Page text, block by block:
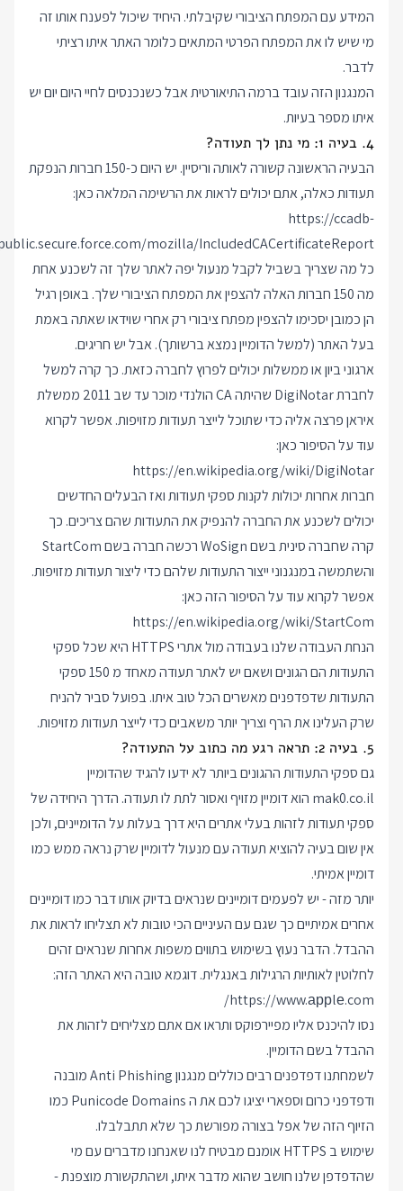
המידע עם המפתח הציבורי שקיבלתי. היחיד שיכול לפענח אותו זה
מי שיש לו את המפתח הפרטי המתאים כלומר האתר איתו רציתי
לדבר.
המנגנון הזה עובד ברמה התיאורטית אבל כשנכנסים לחיי היום יום יש
איתו מספר בעיות.
4. בעיה 1: מי נתן לך תעודה?
הבעיה הראשונה קשורה לאותה וריסיין. יש היום כ-150 חברות הנפקת
תעודות כאלה, אתם יכולים לראות את הרשימה המלאה כאן:
https://ccadb-
mozilla/IncludedCACertificateReport
כל מה שצריך בשביל לקבל מנעול יפה לאתר שלך זה לשכנע אחת
מה 150 חברות האלה להצפין את המפתח הציבורי שלך. באופן רגיל
הן כמובן יסכימו להצפין מפתח ציבורי רק אחרי שוידאו שאתה באמת
בעל האתר (למשל הדומיין נמצא ברשותך). אבל יש חריגים.
ארגוני ביון או ממשלות יכולים לפרוץ לחברה כזאת. כך קרה למשל
לחברת DigiNotar שהיתה CA הולנדי מוכר עד שב 2011 ממשלת
איראן פרצה אליה כדי שתוכל לייצר תעודות מזויפות. אפשר לקרוא
עוד על הסיפור כאן:
https://en.wikipedia.org/wiki/DigiNotar
חברות אחרות יכולות לקנות ספקי תעודות ואז הבעלים החדשים
יכולים לשכנע את החברה להנפיק את התעודות שהם צריכים. כך
קרה שחברה סינית בשם WoSign רכשה חברה בשם StartCom
והשתמשה במנגנוני ייצור התעודות שלהם כדי ליצור תעודות מזויפות.
אפשר לקרוא עוד על הסיפור הזה כאן:
https://en.wikipedia.org/wiki/StartCom
הנחת העבודה שלנו בעבודה מול אתרי HTTPS היא שכל ספקי
התעודות הם הגונים ושאם יש לאתר תעודה מאחד מ 150 ספקי
התעודות שדפדפנים מאשרים הכל טוב איתו. בפועל סביר להניח
שרק העלינו את הרף וצריך יותר משאבים כדי לייצר תעודות מזויפות.
5. בעיה 2: תראה רגע מה כתוב על התעודה?
גם ספקי התעודות ההגונים ביותר לא ידעו להגיד שהדומיין
mak0.co.il הוא דומיין מזויף ואסור לתת לו תעודה. הדרך היחידה של
ספקי תעודות לזהות בעלי אתרים היא דרך בעלות על הדומיינים, ולכן
אין שום בעיה להוציא תעודה עם מנעול לדומיין שרק נראה ממש כמו
דומיין אמיתי.
יותר מזה - יש לפעמים דומיינים שנראים בדיוק אותו דבר כמו דומיינים
אחרים אמיתיים כך שגם עם העיניים הכי טובות לא תצליחו לראות את
ההבדל. הדבר נעוץ בשימוש בתווים משפות אחרות שנראים זהים
לחלוטין לאותיות הרגילות באנגלית. דוגמא טובה היא האתר הזה:
https://www.аррlе.com/
נסו להיכנס אליו מפיירפוקס ותראו אם אתם מצליחים לזהות את
ההבדל בשם הדומיין.
לשמחתנו דפדפנים רבים כוללים מנגנון Anti Phishing מובנה
ודפדפני כרום וספארי יציגו לכם את ה Punicode Domains כמו
הזיוף הזה של אפל בצורה מפורשת כך שלא תתבלבלו.
שימוש ב HTTPS אומנם מבטיח לנו שאנחנו מדברים עם מי
שהדפדפן שלנו חושב שהוא מדבר איתו, ושהתקשורת מוצפנת -